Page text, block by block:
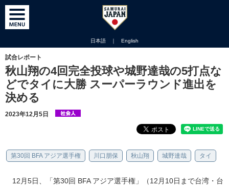
日本語 ｜ English
試合レポート
秋山翔の4回完全投球や城野達哉の5打点な
どでタイに大勝 スーパーラウンド進出を
決める
2023年12月5日
第30回 BFA アジア選手権 川口朋保 秋山翔 城野達哉 タイ
12月5日、「第30回 BFA アジア選手権」（12月10日まで台湾・台